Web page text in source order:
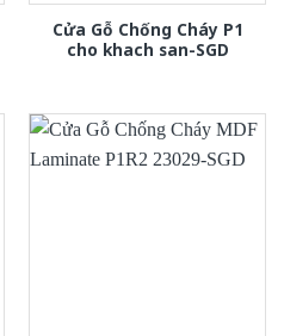
Cửa Gỗ Chống Cháy P1
cho khach san-SGD